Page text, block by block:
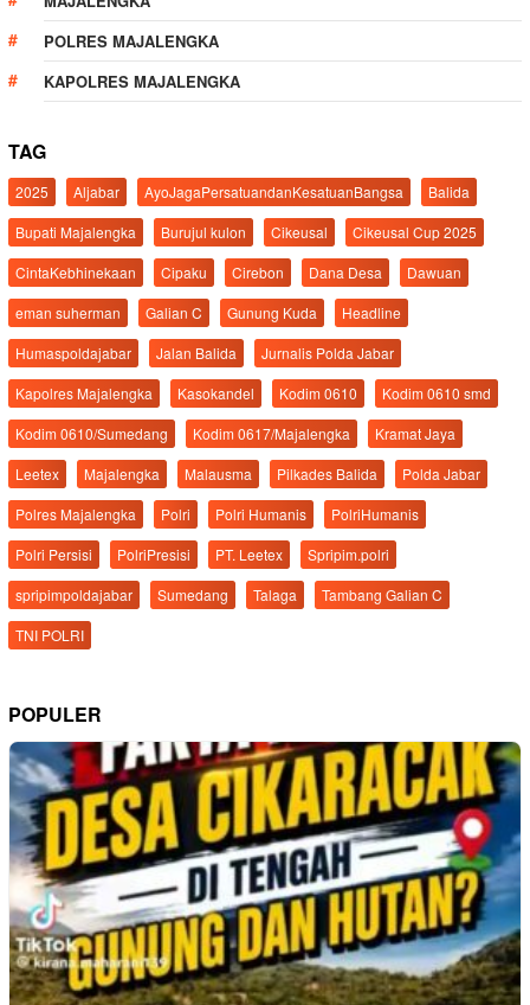
POLRES MAJALENGKA
KAPOLRES MAJALENGKA
TAG
2025 Aljabar AyoJagaPersatuandanKesatuanBangsa
Balida
Bupati Majalengka
Burujul kulon Cikeusal
Cikeusal Cup 2025
CintaKebhinekaan
Cipaku Cirebon Dana Desa
Dawuan
eman suherman
Galian C Gunung Kuda
Headline
Humaspoldajabar
Jalan Balida
Jurnalis Polda Jabar
Kapolres Majalengka
Kasokandel Kodim 0610
Kodim 0610 smd
Kodim 0610/Sumedang
Kodim 0617/Majalengka
Kramat Jaya
Leetex
Majalengka Malausma Pilkades Balida
Polda Jabar
Polres Majalengka
Polri Polri Humanis
PolriHumanis
Polri Persisi
PolriPresisi PT. Leetex
Spripim.polri
spripimpoldajabar
Sumedang Talaga
Tambang Galian C
TNI POLRI
POPULER